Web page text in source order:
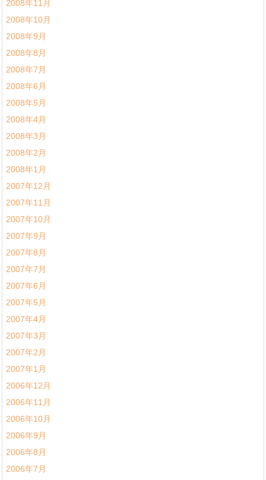
2008年11月
2008年10月
2008年9月
2008年8月
2008年7月
2008年6月
2008年5月
2008年4月
2008年3月
2008年2月
2008年1月
2007年12月
2007年11月
2007年10月
2007年9月
2007年8月
2007年7月
2007年6月
2007年5月
2007年4月
2007年3月
2007年2月
2007年1月
2006年12月
2006年11月
2006年10月
2006年9月
2006年8月
2006年7月